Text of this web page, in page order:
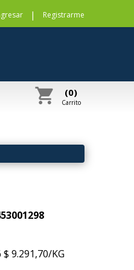
| Registrarme
país.
shopping_cart (0)
Carrito
$ 9.291,70/KG